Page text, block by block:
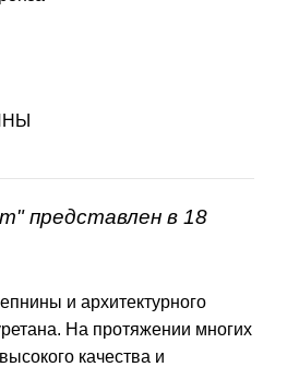
представлен в 18
и архитектурного
На протяжении многих
качества и